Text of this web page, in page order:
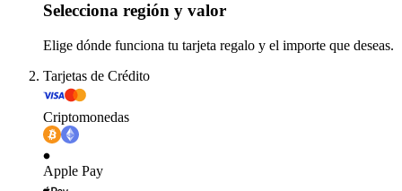
Selecciona región y valor
Elige dónde funciona tu tarjeta regalo y el importe que deseas.
Tarjetas de Crédito
Criptomonedas
Apple Pay